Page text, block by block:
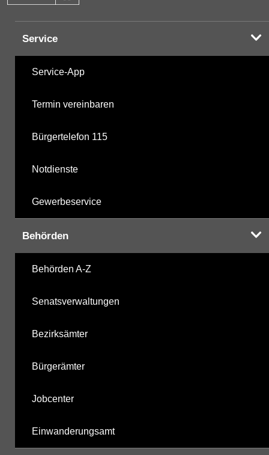
Service
Service-App
Termin vereinbaren
Bürgertelefon 115
Notdienste
Gewerbeservice
Behörden
Behörden A-Z
Senatsverwaltungen
Bezirksämter
Bürgerämter
Jobcenter
Einwanderungsamt